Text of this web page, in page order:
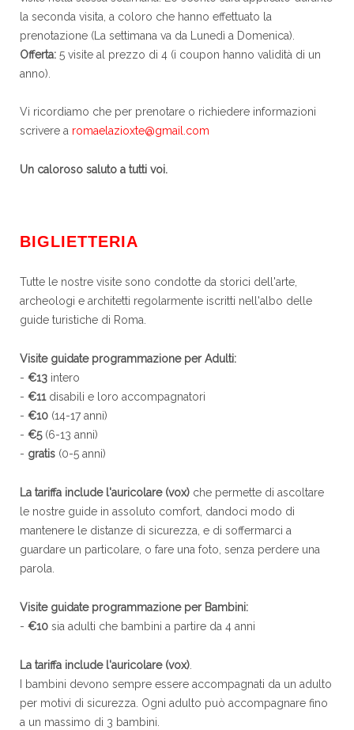
la seconda visita, a coloro che hanno effettuato la
prenotazione (La settimana va da Lunedì a Domenica).
Offerta: 5 visite al prezzo di 4 (i coupon hanno validità di un
anno).
Vi ricordiamo che per prenotare o richiedere informazioni
scrivere a romaelazioxte@gmail.com
Un caloroso saluto a tutti voi.
BIGLIETTERIA
Tutte le nostre visite sono condotte da storici dell'arte,
archeologi e architetti regolarmente iscritti nell'albo delle
guide turistiche di Roma.
Visite guidate programmazione per Adulti:
- €13 intero
- €11disabili e loro accompagnatori
- €10 (14-17 anni)
- €5(6-13 anni)
- gratis (0-5 anni)
La tariffa include l'auricolare (vox) che permette di ascoltare
le nostre guide in assoluto comfort, dandoci modo di
mantenere le distanze di sicurezza, e di soffermarci a
guardare un particolare, o fare una foto, senza perdere una
parola.
Visite guidate programmazione per Bambini:
- €10 sia adulti che bambini a partire da 4 anni
La tariffa include l'auricolare (vox).
I bambini devono sempre essere accompagnati da un adulto
per motivi di sicurezza. Ogni adulto può accompagnare fino
a un massimo di 3 bambini.